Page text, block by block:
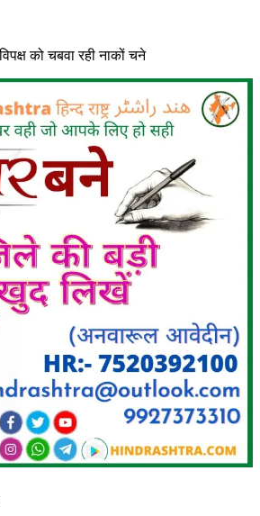
को चबवा रही नाकों चने